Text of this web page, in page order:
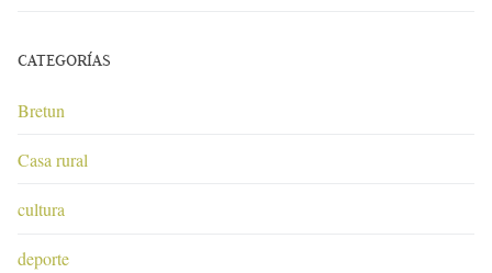
CATEGORÍAS
Bretun
Casa rural
cultura
deporte